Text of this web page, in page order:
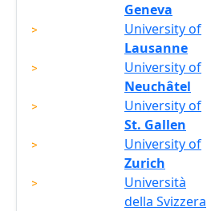
Geneva
University of
Lausanne
University of
Neuchâtel
University of
St. Gallen
University of
Zurich
Università
della Svizzera